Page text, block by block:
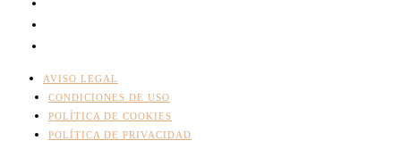
AVISO LEGAL
CONDICIONES DE USO
POLÍTICA DE COOKIES
POLÍTICA DE PRIVACIDAD